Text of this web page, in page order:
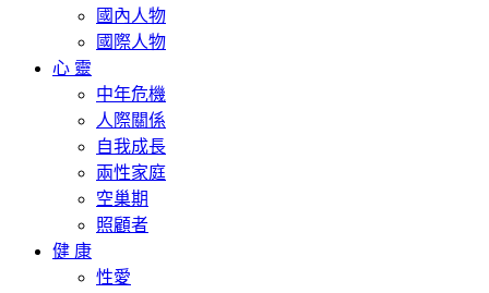
國內人物
國際人物
心 靈
中年危機
人際關係
自我成長
兩性家庭
空巢期
照顧者
健 康
性愛